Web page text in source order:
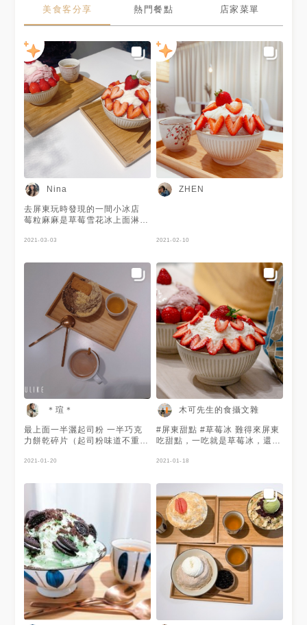
美食客分享 熱門餐點 店家菜單
Nina
去屏東玩時發現的一間小冰店
莓粒麻麻是草莓雪花冰上面淋上
起來很有口感 草莓冰的部分真
草雪花冰，裡面有凍草莓丁跟
QQ小麻糬，也很好吃～ 草莓也
都給的很大方 店面的部分環境
明亮也很漂亮 不過位置蠻少
的，建議1～4人
2021-03-03
ZHEN
2021-02-10
＊瑄＊
最上面一半灑起司粉 一半巧克
力餅乾碎片（起司粉味道不重）
人喜歡純一點的巧克力 所以覺
太甜或膩 雪花冰中間有包一塊
真實） 可可歐蕾 其實就是一般
飲料店的味道 不推 #巧克力控
😍😍
2021-01-20
木可先生的食攝文雜
#屏東甜點 #草莓冰 難得來屏東
吃甜點，一吃就是草莓冰，還是
站附近的光南的巷子裡，店裡裝
燥花點綴，看起來蠻韓系的感
覺，是一間蠻可愛的小店 — #
小自由freemoment [地址] 屏東
縣屏東市上海路80 [時間]
12:00-20:30 週一休 [電話] 暫
無 — ⭕草莓蛋糕 120 草莓季最
令人興奮的就是草莓蛋糕了😍
糕體蠻鬆軟的，中間夾層有點像
是奶凍或優格類的，嚐起來酸酸
甜甜的 - ⭕莓粒麻麻 180 粉色
的雪花冰酸酸甜甜的，可能是淋
上了些優格醬，鋪上了不少草
2021-01-18